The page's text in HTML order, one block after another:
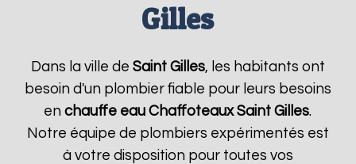
Gilles
Dans la ville de Saint Gilles, les habitants ont
besoin d'un plombier fiable pour leurs besoins
enchauffe eau Chaffoteaux Saint Gilles.
Notre équipe de plombiers expérimentés est
à votre disposition pour toutes vos